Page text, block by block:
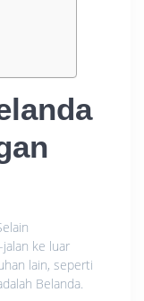
ke luar
lain, seperti
Belanda.